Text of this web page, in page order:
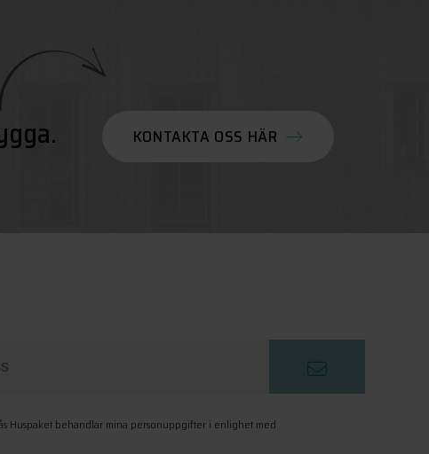
KONTAKTA OSS HÄR
Huspaket behandlar mina personuppgifter i enlighet med